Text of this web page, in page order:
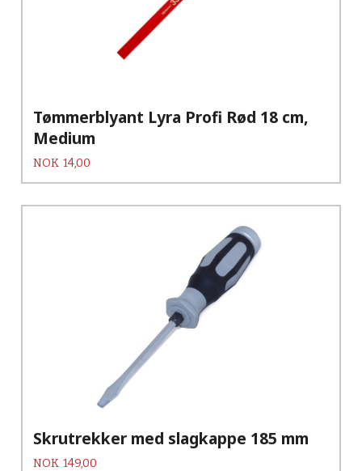
Tømmerblyant Lyra Profi Rød 18 cm,
Medium
Pris
NOK 14,00
Skrutrekker med slagkappe 185 mm
Pris
NOK 149,00